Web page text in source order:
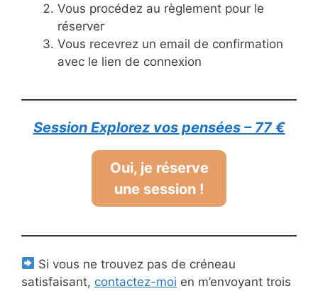
Vous procédez au règlement pour le
réserver
Vous recevrez un email de confirmation
avec le lien de connexion
Session Explorez vos pensées – 77 €
Oui, je réserve
une session !
Si vous ne trouvez pas de créneau
satisfaisant, contactez-moi en m’envoyant trois